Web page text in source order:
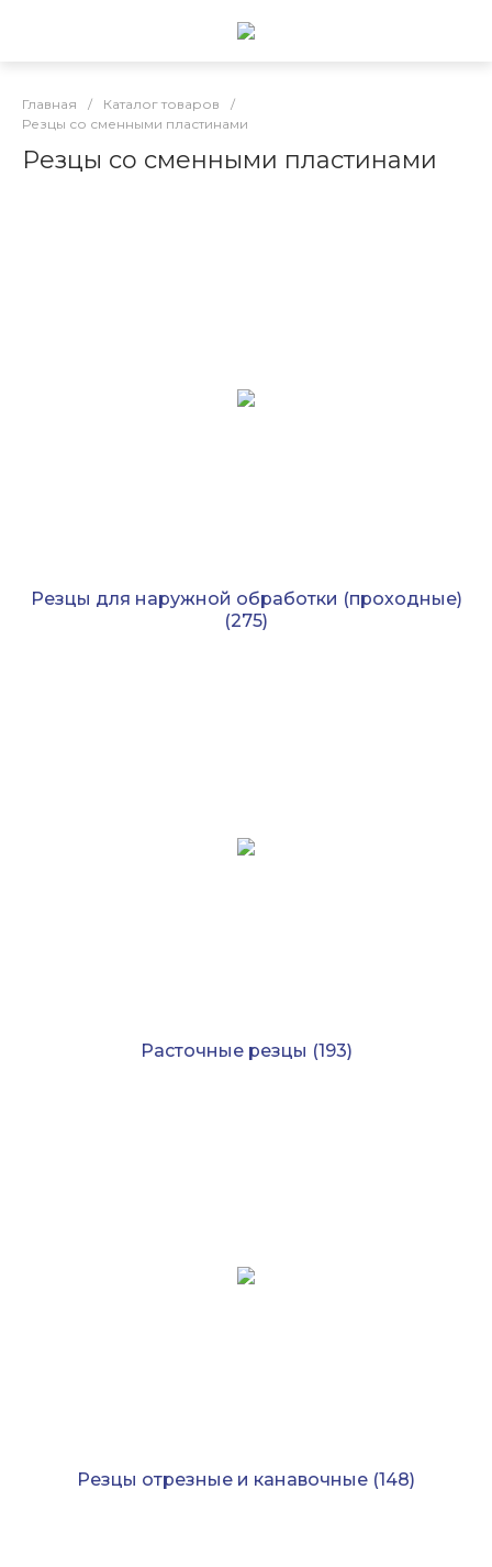
Главная / Каталог товаров
/
Резцы со сменными пластинами
Резцы со сменными пластинами
Резцы для наружной обработки (проходные)
(275)
Расточные резцы (193)
Резцы отрезные и канавочные (148)